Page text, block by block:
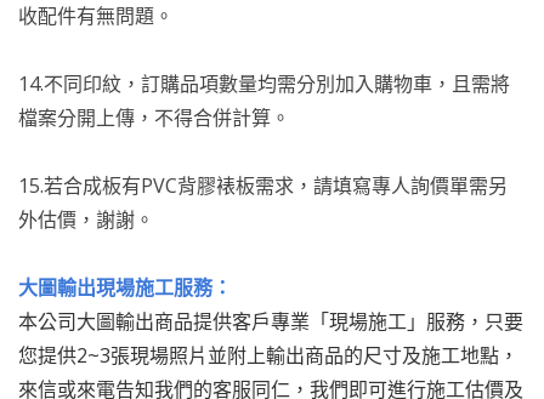
收配件有無問題。
14.不同印紋，訂購品項數量均需分別加入購物車，且需將
檔案分開上傳，不得合併計算。
15.若合成板有PVC背膠裱板需求，請填寫專人詢價單需另
外估價，謝謝。
大圖輸出現場施工服務：
本公司大圖輸出商品提供客戶專業「現場施工」服務，只要
您提供2~3張現場照片並附上輸出商品的尺寸及施工地點，
來信或來電告知我們的客服同仁，我們即可進行施工估價及